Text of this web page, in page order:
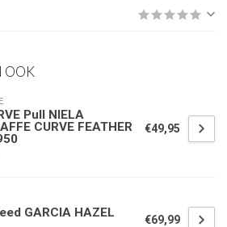
OOK
Pull NIELA
CURVE FEATHER
€49,95
GARCIA HAZEL
€69,99